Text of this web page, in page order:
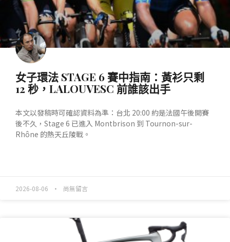
女子環法 STAGE 6 賽中指南：黃衫只剩
12 秒，LALOUVESC 前誰該出手
本文以發稿時可確認資料為準：台北 20:00 約是法國午後開賽
後不久，Stage 6 已進入 Montbrison 到 Tournon-sur-
Rhône 的熱天丘陵戰。
2026-08-06 尚無留言